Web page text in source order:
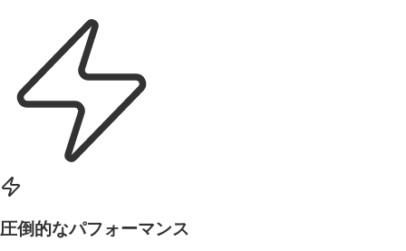
圧倒的なパフォーマンス